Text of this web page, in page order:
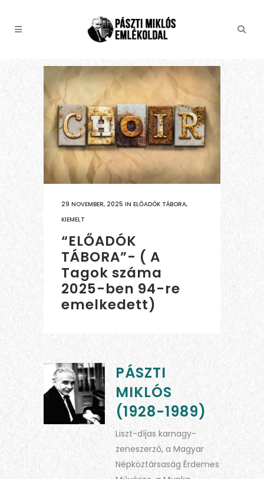
29 NOVEMBER, 2025 IN ELŐADÓK TÁBORA,
KIEMELT
“ELŐADÓK
TÁBORA”- ( A
Tagok száma
2025-ben 94-re
emelkedett)
PÁSZTI
MIKLÓS
(1928-1989)
Liszt-díjas karnagy-
zeneszerző, a Magyar
Népköztársaság Érdemes